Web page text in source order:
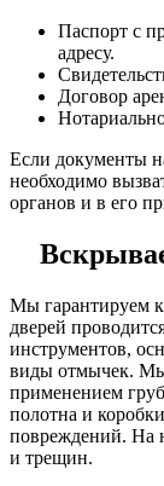
Паспорт с
адресу.
Договор
Если документы
необходимо
органов и в его
Мы гарантируем
дверей
инструментов,
виды отмычек. Мы
применением
полотна и
повреждений. На
и трещин.